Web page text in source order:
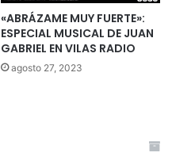
«ABRÁZAME MUY FUERTE»:
ESPECIAL MUSICAL DE JUAN
GABRIEL EN VILAS RADIO
agosto 27, 2023